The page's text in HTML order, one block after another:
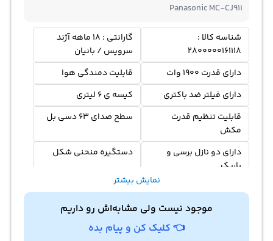
Panasonic MC-CJ911
شناسه کالا :
2800000161118
گارانتی : ۱۸ ماهه آژند
سرویس / بانیان
دارای قدرت 1900 وات
قابلیت دمندگی هوا
دارای فیلتر ضد باکتری
کیسه ی 6 لیتری
قابلیت تنظیم قدرت
مکش
سطح صدای 63 دسی بل
دارای دو نازل برسی و
باریک
دستگیره منحنی شکل
قابلیت استفاده از کیسه
یک بار مصرف
نمایش بیشتر
موجود نیست ولی مشابه‌اش رو داریم
👈 کلیک کن و پیام بده